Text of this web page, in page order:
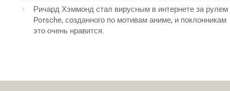
Ричард Хэммонд стал вирусным в интернете за рулем
Porsche, созданного по мотивам аниме, и поклонникам
это очень нравится.